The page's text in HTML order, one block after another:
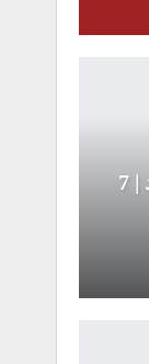
فوائد زيت لبان الذكر للتجاعيد | 7